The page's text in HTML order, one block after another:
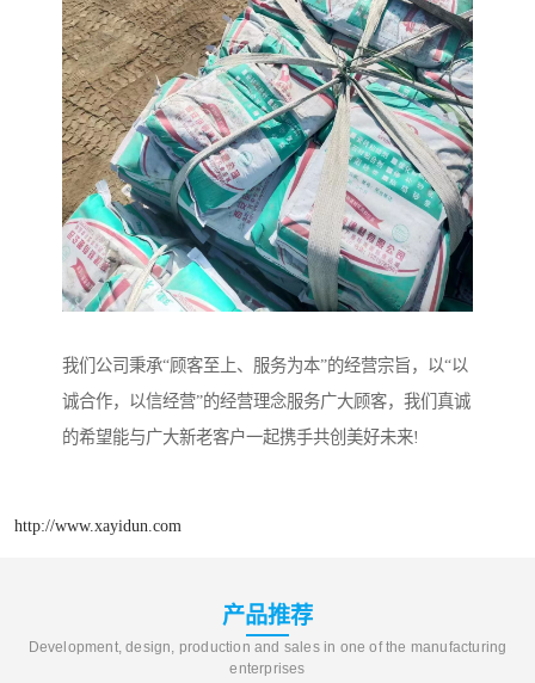
我们公司秉承“顾客至上、服务为本”的经营宗旨，以“以
诚合作，以信经营”的经营理念服务广大顾客，我们真诚
的希望能与广大新老客户一起携手共创美好未来!
http://www.xayidun.com
产品推荐
Development, design, production and sales in one of the manufacturing
enterprises